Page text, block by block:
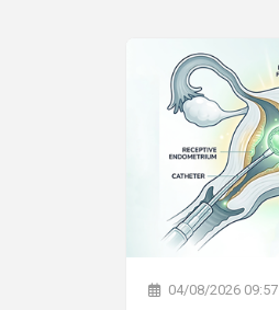
04/08/2026 09:57